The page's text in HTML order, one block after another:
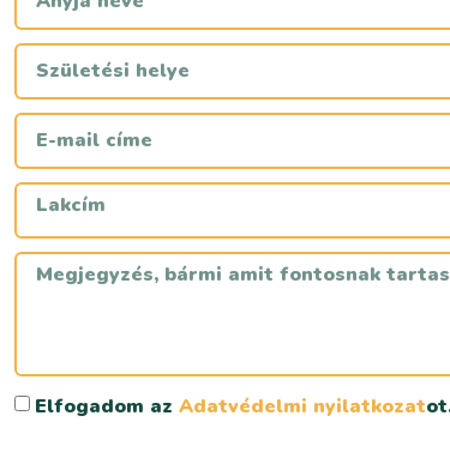
Elfogadom az Adatvédelmi nyilatkozat